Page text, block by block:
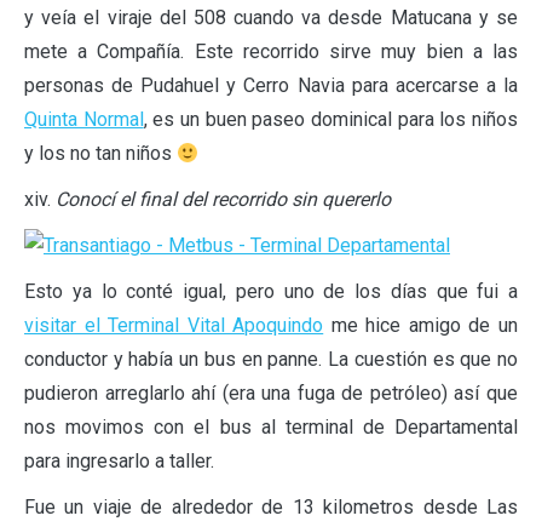
y veía el viraje del 508 cuando va desde Matucana y se
mete a Compañía. Este recorrido sirve muy bien a las
personas de Pudahuel y Cerro Navia para acercarse a la
Quinta Normal, es un buen paseo dominical para los niños
y los no tan niños
xiv. Conocí el final del recorrido sin quererlo
Esto ya lo conté igual, pero uno de los días que fui a
visitar el Terminal Vital Apoquindo me hice amigo de un
conductor y había un bus en panne. La cuestión es que no
pudieron arreglarlo ahí (era una fuga de petróleo) así que
nos movimos con el bus al terminal de Departamental
para ingresarlo a taller.
Fue un viaje de alrededor de 13 kilometros desde Las